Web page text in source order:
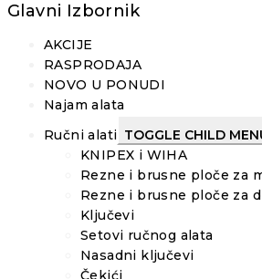
Glavni Izbornik
AKCIJE
RASPRODAJA
NOVO U PONUDI
Najam alata
Ručni alati TOGGLE CHILD
KNIPEX i WIHA
Rezne i brusne ploče za
Rezne i brusne ploče za
Ključevi
Setovi ručnog alata
Nasadni ključevi
Čekići